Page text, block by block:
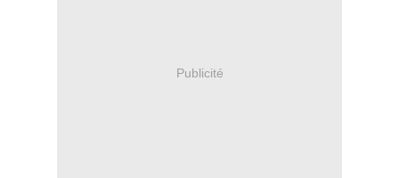
Publicité